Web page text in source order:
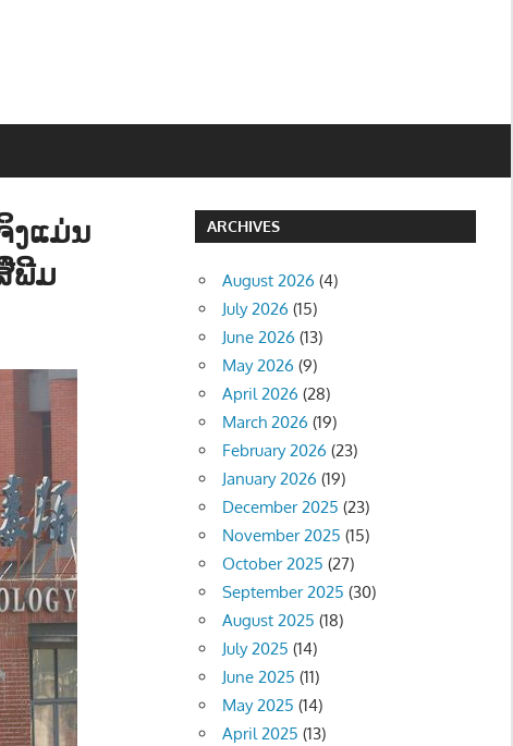
ງແມ່ນ
ພີມ
ARCHIVES
August 2026 (4)
July 2026 (15)
June 2026 (13)
May 2026 (9)
April 2026 (28)
March 2026 (19)
February 2026 (23)
January 2026 (19)
December 2025 (23)
November 2025 (15)
October 2025 (27)
September 2025 (30)
August 2025 (18)
July 2025 (14)
June 2025 (11)
May 2025 (14)
April 2025 (13)